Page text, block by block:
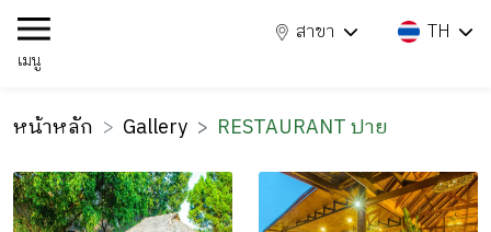
เมนู
สาขา TH
หน้าหลัก Gallery RESTAURANT ปาย